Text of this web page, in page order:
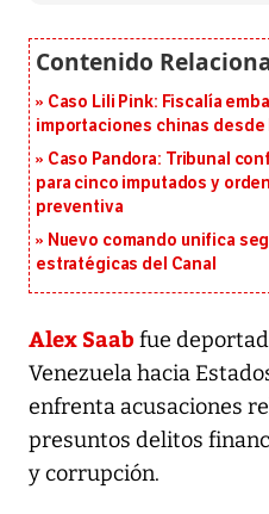
Caso Lili Pink: Fiscalía
importaciones chinas desde
Caso Pandora: Tribunal
para cinco imputados y
preventiva
Nuevo comando unifica
estratégicas del Canal
Alex Saab fue
Venezuela hacia
enfrenta acusaciones
presuntos delitos
y corrupción.